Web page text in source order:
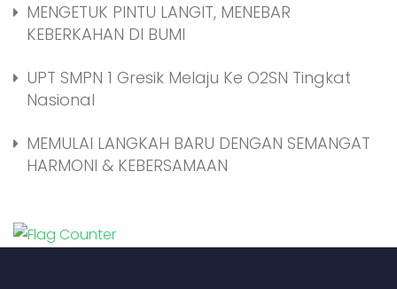
MENGETUK PINTU LANGIT, MENEBAR
KEBERKAHAN DI BUMI
UPT SMPN 1 Gresik Melaju Ke O2SN Tingkat
Nasional
MEMULAI LANGKAH BARU DENGAN SEMANGAT
HARMONI & KEBERSAMAAN